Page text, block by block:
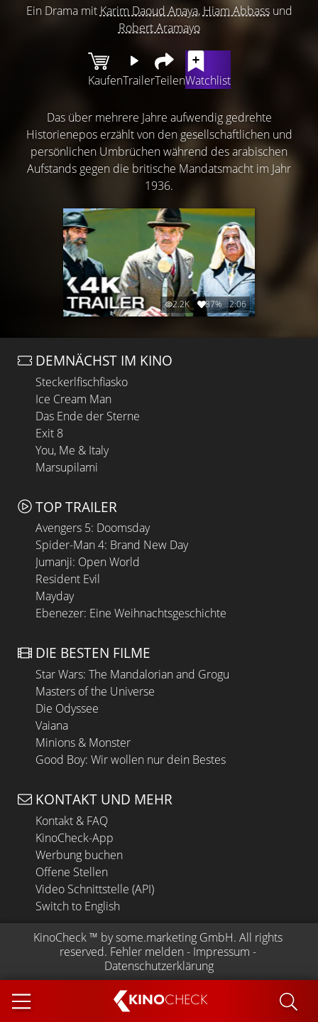
KINOCHECK
Ein Drama mit Karim Daoud Anaya, Hiam Abbassund
Robert Aramayo
KaufenTrailerTeilenWatchlist
Das über mehrere Jahre aufwendig gedrehte
Historienepos erzählt von den gesellschaftlichen und
persönlichen Umbrüchen während des arabischen
Aufstands gegen die britische Mandatsmacht im Jahr
1936.
2.2K 87% 2:06
DEMNÄCHST IM KINO
Steckerlfischfiasko
Ice Cream Man
Das Ende der Sterne
Exit 8
You, Me & Italy
Marsupilami
TOP TRAILER
Avengers 5: Doomsday
Spider-Man 4: Brand New Day
Jumanji: Open World
Resident Evil
Mayday
Ebenezer: Eine Weihnachtsgeschichte
DIE BESTEN FILME
Star Wars: The Mandalorian and Grogu
Masters of the Universe
Die Odyssee
Vaiana
Minions & Monster
Good Boy: Wir wollen nur dein Bestes
KONTAKT UND MEHR
Kontakt & FAQ
KinoCheck-App
Werbung buchen
Offene Stellen
Video Schnittstelle (API)
Switch to English
KinoCheck ™ by some.marketing GmbH. All rights
reserved. Fehler melden - Impressum -
Datenschutzerklärung